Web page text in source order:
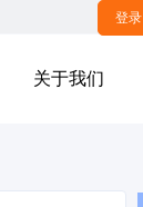
登录
关于我们